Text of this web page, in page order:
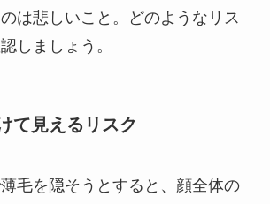
は悲しいこと。どのようなリス
しましょう。
て見えるリスク
毛を隠そうとすると、顔全体の